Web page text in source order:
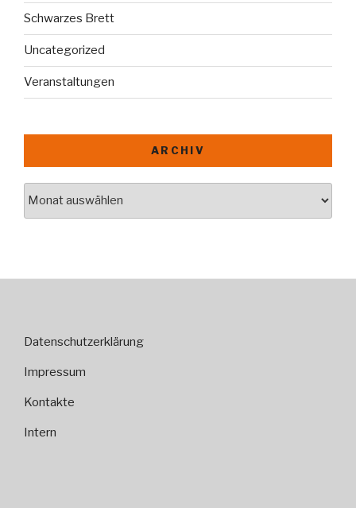
Schwarzes Brett
Uncategorized
Veranstaltungen
ARCHIV
Datenschutzerklärung
Impressum
Kontakte
Intern